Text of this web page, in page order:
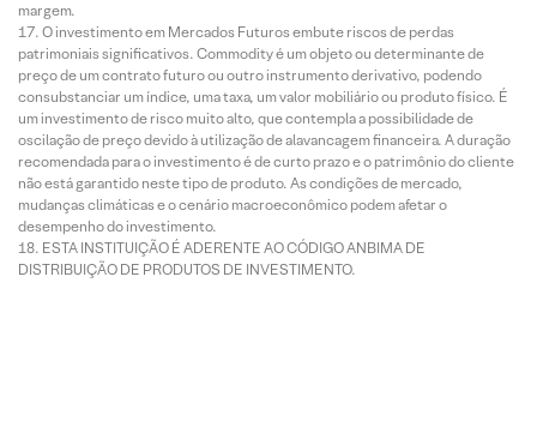
margem.
O investimento em Mercados Futuros embute riscos de perdas
patrimoniais significativos. Commodity é um objeto ou determinante de
preço de um contrato futuro ou outro instrumento derivativo, podendo
consubstanciar um índice, uma taxa, um valor mobiliário ou produto físico. É
um investimento de risco muito alto, que contempla a possibilidade de
oscilação de preço devido à utilização de alavancagem financeira. A duração
recomendada para o investimento é de curto prazo e o patrimônio do cliente
não está garantido neste tipo de produto. As condições de mercado,
mudanças climáticas e o cenário macroeconômico podem afetar o
desempenho do investimento.
ESTA INSTITUIÇÃO É ADERENTE AO CÓDIGO ANBIMA DE
DISTRIBUIÇÃO DE PRODUTOS DE INVESTIMENTO.